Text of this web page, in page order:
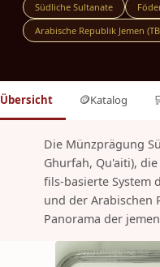
Südliche Sultanate
Arabische Republik Jemen
Übersicht 🪙Katalog
Die Münzprägung
Ghurfah, Qu'aiti),
fils-basierte System
und der Arabischen
Panorama der